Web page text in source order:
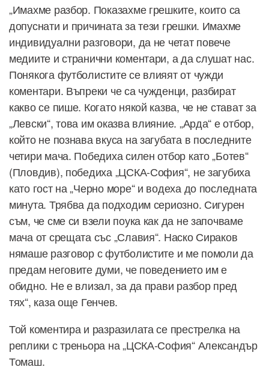
„Имахме разбор. Показахме грешките, които са
допуснати и причината за тези грешки. Имахме
индивидуални разговори, да не четат повече
медиите и странични коментари, а да слушат нас.
Понякога футболистите се влияят от чужди
коментари. Въпреки че са чужденци, разбират
какво се пише. Когато някой казва, че не стават за
„Левски“, това им оказва влияние. „Арда“ е отбор,
който не познава вкуса на загубата в последните
четири мача. Победиха силен отбор като „Ботев“
(Пловдив), победиха „ЦСКА-София“, не загубиха
като гост на „Черно море“ и водеха до последната
минута. Трябва да подходим сериозно. Сигурен
съм, че сме си взели поука как да не започваме
мача от срещата със „Славия“. Наско Сираков
нямаше разговор с футболистите и ме помоли да
предам неговите думи, че поведението им е
обидно. Не е влизал, за да прави разбор пред
тях“, каза още Генчев.
Той коментира и разразилата се престрелка на
реплики с треньора на „ЦСКА-София“ Александър
Томаш.